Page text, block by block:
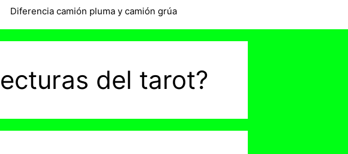
Diferencia camión pluma y camión grúa
del tarot?